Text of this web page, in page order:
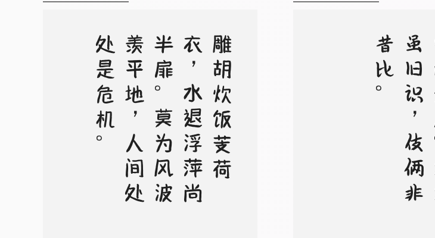
雕
胡
炊
饭
芰
荷
衣
，
水
退
浮
萍
尚
半
扉
。
莫
为
风
波
羡
平
地
，
人
间
处
处
是
危
机
。 。